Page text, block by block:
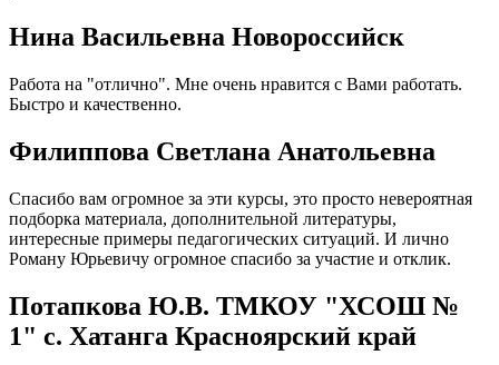
Нина Васильевна Новороссийск
Работа на "отлично". Мне очень нравится с Вами работать.
Быстро и качественно.
Филиппова Светлана Анатольевна
Спасибо вам огромное за эти курсы, это просто невероятная
подборка материала, дополнительной литературы,
интересные примеры педагогических ситуаций. И лично
Роману Юрьевичу огромное спасибо за участие и отклик.
Потапкова Ю.В. ТМКОУ "ХСОШ №
1" с. Хатанга Красноярский край